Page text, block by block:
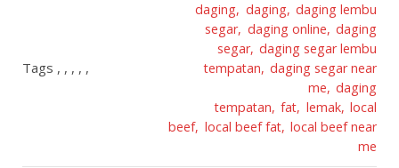
Tags , , , , ,
daging
daging daging lembu
segar daging online daging
segar daging segar lembu
tempatan daging segar near
me daging
tempatan fat lemak local
beef local beef fat local beef near
me